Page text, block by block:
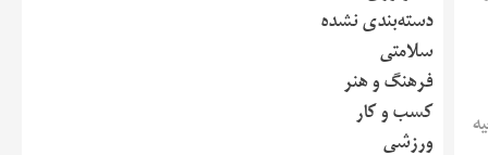
دسته‌بندی نشده
سلامتی
فرهنگ و هنر
کسب و کار
ورزشی